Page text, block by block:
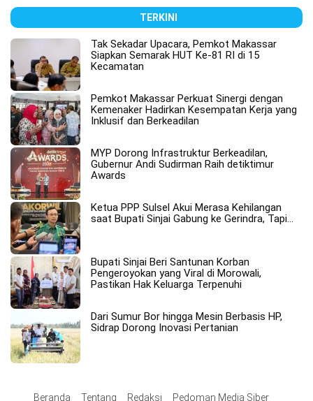
TERKINI
Tak Sekadar Upacara, Pemkot Makassar
Siapkan Semarak HUT Ke-81 RI di 15
Kecamatan
Pemkot Makassar Perkuat Sinergi dengan
Kemenaker Hadirkan Kesempatan Kerja yang
Inklusif dan Berkeadilan
MYP Dorong Infrastruktur Berkeadilan,
Gubernur Andi Sudirman Raih detiktimur
Awards
Ketua PPP Sulsel Akui Merasa Kehilangan
saat Bupati Sinjai Gabung ke Gerindra, Tapi…
Bupati Sinjai Beri Santunan Korban
Pengeroyokan yang Viral di Morowali,
Pastikan Hak Keluarga Terpenuhi
Dari Sumur Bor hingga Mesin Berbasis HP,
Sidrap Dorong Inovasi Pertanian
Beranda Tentang Redaksi Pedoman Media Siber